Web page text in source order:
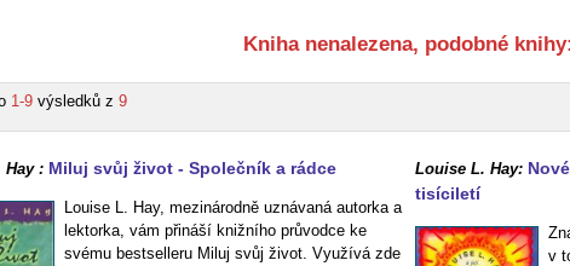
Kniha nenalezena, podobné knihy:
1-9 výsledků z 9
Hay : Miluj svůj život - Společník a rádce
Louise L. Hay, mezinárodně uznávaná autorka a
lektorka, vám přináší knižního průvodce ke
svému bestselleru Miluj svůj život. Využívá zde
Louise L. Hay:
tisíciletí
v